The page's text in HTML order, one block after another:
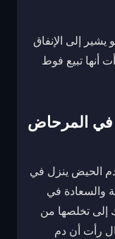
إلى الإنفاق
أنها تبيع فوط
في المرحاض
دم الحيض ينزل في
والسعادة في
إلى تخلصها من
رأت أن دم